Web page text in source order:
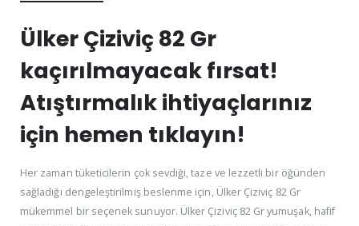
Ülker Çiziviç 82 Gr
kaçırılmayacak fırsat!
Atıştırmalık ihtiyaçlarınız
için hemen tıklayın!
Her zaman tüketicilerin çok sevdiği, taze ve lezzetli bir öğünden
sağladığı dengeleştirilmiş beslenme için, Ülker Çiziviç 82 Gr
mükemmel bir seçenek sunuyor. Ülker Çiziviç 82 Gr yumuşak, hafif